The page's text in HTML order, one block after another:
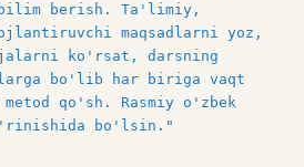
berish. Ta'limiy,
maqsadlarni yoz,
ko'rsat, darsning
bo'lib har biriga vaqt
qo'sh. Rasmiy o'zbek
bo'lsin."